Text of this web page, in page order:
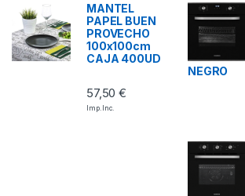
MANTEL
PAPEL BUEN
PROVECHO
100x100cm
CAJA 400UD
57,50€
Imp. Inc.
NEGRO